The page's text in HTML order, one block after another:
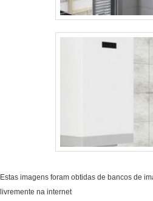
Estas imagens foram obtidas de bancos de
livremente na internet